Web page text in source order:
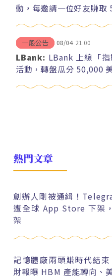
動，每邀請一位好友賺取
一般公告 08/04 21:00
LBank: LBank 上線「指
活動，轉盤瓜分 50,000
熱門文章
創辦人剛被通緝！
遭全球 App Store 下架
架
記憶體廠兩頭賺時代結
財報曝 HBM 產能轉向、